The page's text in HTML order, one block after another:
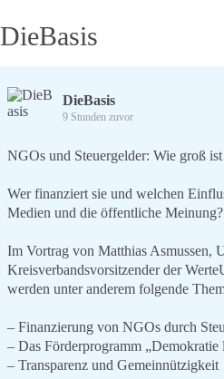
DieBasis
DieBasis
9 Stunden zuvor
NGOs und Steuergelder: Wie groß
Wer finanziert sie und welchen
Medien und die öffentliche Meinung?
Im Vortrag von Matthias Asmussen,
Kreisverbandsvorsitzender der
werden unter anderem folgende
– Finanzierung von NGOs durch
– Das Förderprogramm „Demokratie
– Transparenz und Gemeinnützigkeit